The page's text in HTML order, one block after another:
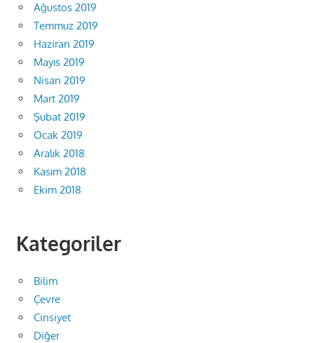
Ağustos 2019
Temmuz 2019
Haziran 2019
Mayıs 2019
Nisan 2019
Mart 2019
Şubat 2019
Ocak 2019
Aralık 2018
Kasım 2018
Ekim 2018
Kategoriler
Bilim
Çevre
Cinsiyet
Diğer